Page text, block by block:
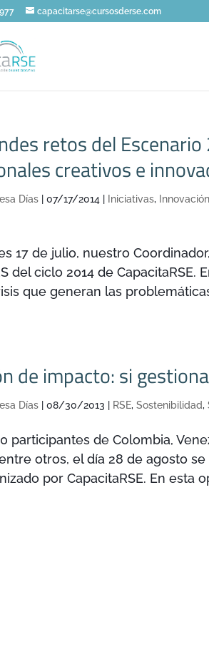
capacitarse@cursosderse.com
retos del
creativos e
Días |07/17/2014 Iniciativas,
17 de julio, nuestro
del ciclo 2014 de
que generan las
de impacto: si
Días |08/30/2013 RSE,Sostenibilidad,
participantes de Colombia,
otros, el día 28 de agosto
por CapacitaRSE. En esta